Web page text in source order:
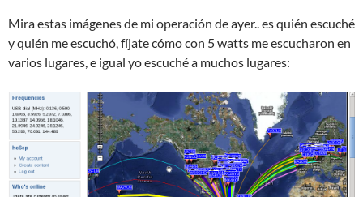
Mira estas imágenes de mi operación de ayer.. es quién escuché
y quién me escuchó, fíjate cómo con 5 watts me escucharon en
varios lugares, e igual yo escuché a muchos lugares: